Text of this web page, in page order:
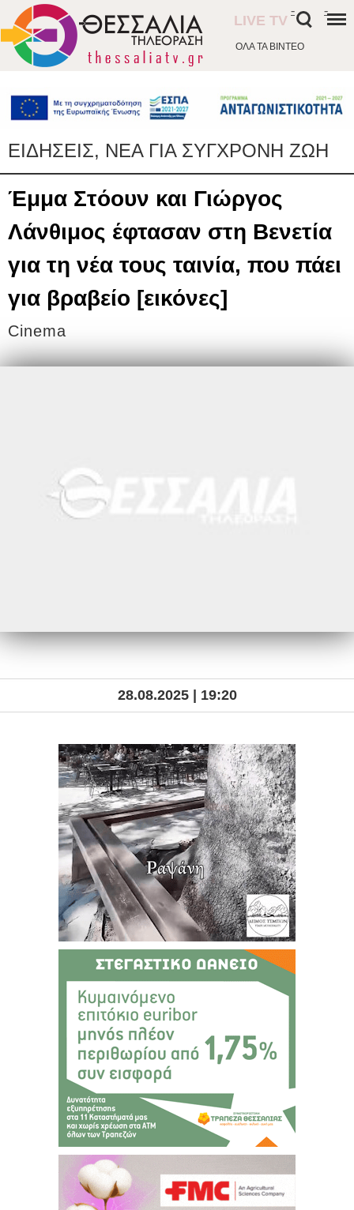
ΟΛΑ ΤΑ ΒΙΝΤΕΟ
LIVE TV
- -
ΕΙΔΗΣΕΙΣ, ΝΕΑ ΓΙΑ ΣΥΓΧΡΟΝΗ ΖΩΗ
Έμμα Στόουν και Γιώργος
Λάνθιμος έφτασαν στη Βενετία
για τη νέα τους ταινία, που πάει
για βραβείο [εικόνες]
Cinema
28.08.2025 | 19:20